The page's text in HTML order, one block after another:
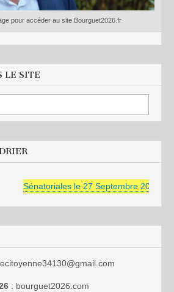
pour accéder au site Bourguet2026.fr
LE SITE
Sénatoriales le 27 Septembre 2026
: bourguet2026.com